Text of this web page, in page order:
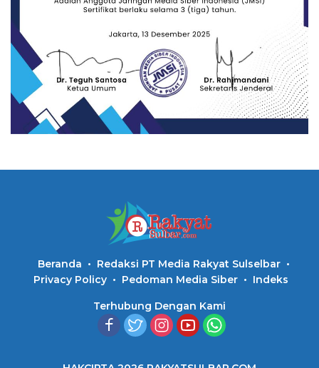
Beranda
Redaksi PT Media Rakyat Sulselbar
Privacy Policy
Pedoman Media Siber Indeks
Terhubung Dengan Kami